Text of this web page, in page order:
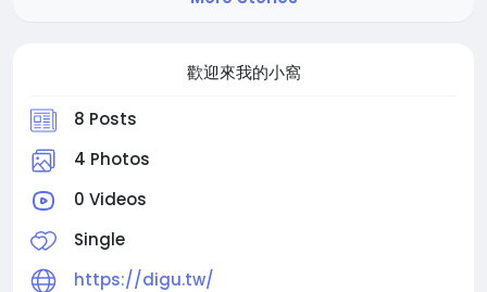
歡迎來我的小窩
8 Posts
4 Photos
0 Videos
Single
https://digu.tw/